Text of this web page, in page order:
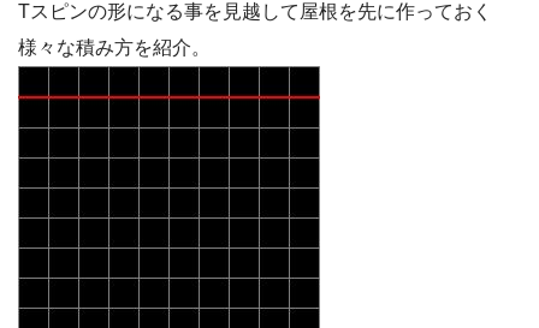
Tスピンの形になる事を見越して屋根を先に作っておく
様々な積み方を紹介。